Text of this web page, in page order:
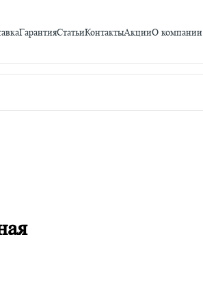
ГарантияСтатьиКонтактыАкцииО компании